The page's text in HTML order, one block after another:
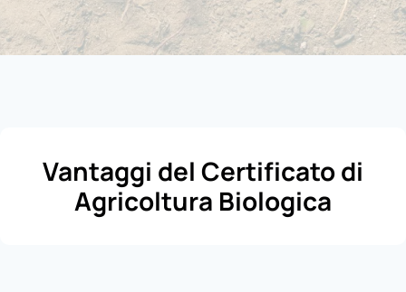
Vantaggi del Certificato di
Agricoltura Biologica